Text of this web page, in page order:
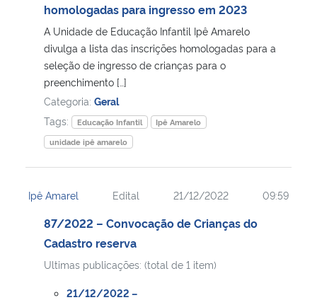
homologadas para ingresso em 2023
A Unidade de Educação Infantil Ipê Amarelo
divulga a lista das inscrições homologadas para a
seleção de ingresso de crianças para o
preenchimento […]
Categoria: Geral
Tags:
Educação Infantil
Ipê Amarelo
unidade ipê amarelo
Ipê Amarel Edital 21/12/2022 09:59
87/2022 – Convocação de Crianças do
Cadastro reserva
Ultimas publicações: (total de 1 item)
21/12/2022 –